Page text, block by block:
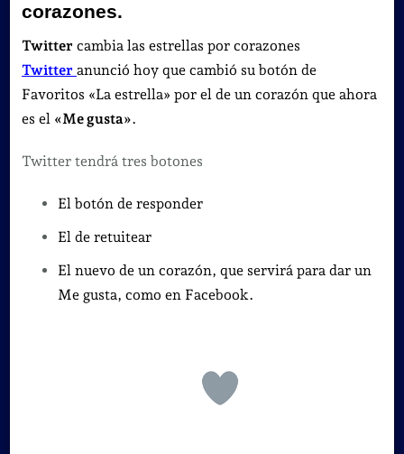
corazones.
Twittercambia las estrellas por corazones
Twitter anunció hoy que cambió su botón de
Favoritos «La estrella» por el de un corazón que ahora
es el «Me gusta».
Twitter tendrá tres botones
El botón de responder
El de retuitear
El nuevo de un corazón, que servirá para dar un
Me gusta, como en Facebook.